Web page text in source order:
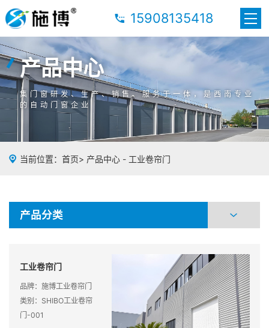
15908135418
产品中心
集门窗研发、生产、销售、服务于一体，是西南专业
的自动门窗企业
产品中心
集门窗研发、生产、销售、服务于一体，是西南专业
的自动门窗企业
产品中心
集门窗研发、生产、销售、服务于一体，是西南专业
的自动门窗企业
当前位置： 首页> 产品中心- 工业卷帘门
产品分类
工业卷帘门
品牌：施博工业卷帘门
类别：SHIBO工业卷帘
门-001